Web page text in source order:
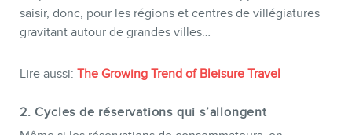
saisir, donc, pour les régions et centres de villégiatures
gravitant autour de grandes villes…
Lire aussi: The Growing Trend of Bleisure Travel
2. Cycles de réservations qui s’allongent